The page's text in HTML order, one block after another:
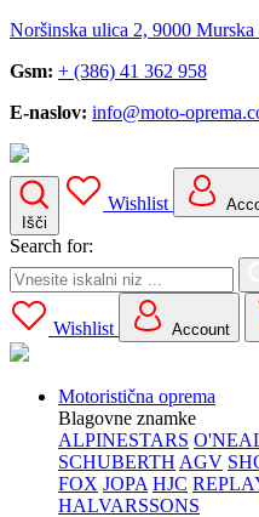
Noršinska ulica 2, 9000 Murska
Gsm: + (386) 41 362 958
E-naslov: info@moto-
Išči
Wishlist
Search for:
Wishlist Account
Motoristična oprema
Blagovne znamke
ALPINESTARS
SCHUBERTH AGV
FOX JOPA HJC
HALVARSSONS